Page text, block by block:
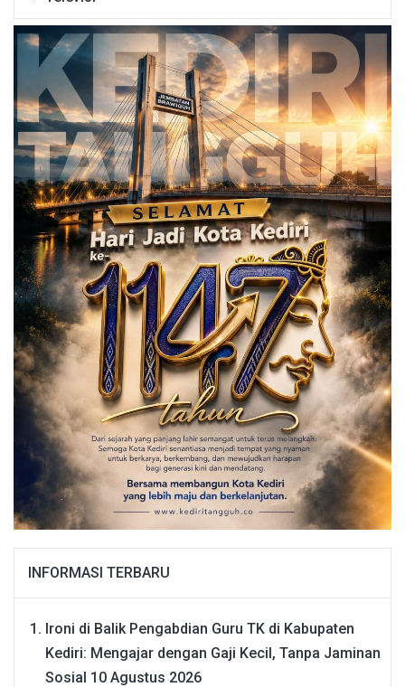
INFORMASI TERBARU
Ironi di Balik Pengabdian Guru TK di Kabupaten
Kediri: Mengajar dengan Gaji Kecil, Tanpa Jaminan
Sosial 10 Agustus 2026